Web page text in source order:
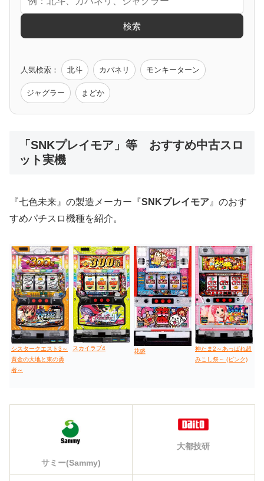
エヴァ コードギアス 化物語 炎炎ノ消防隊
モンハン バイオ ペルソナ
値下げ台 ディスクアップ
検索
人気検索： 北斗 カバネリ モンキーターン
ジャグラー まどか
「SNKプレイモア」等 おすすめ中古スロ
ット実機
『七色未来』の製造メーカー『SNKプレイモア 』のおす
すめパチスロ機種を紹介。
シスタークエスト3～
黄金の大地と東の勇
者～
スカイラブ4 花盛
神たま2～あっぱれ超
みこし祭～ (ピンク)
サミー(Sammy)
大都技研